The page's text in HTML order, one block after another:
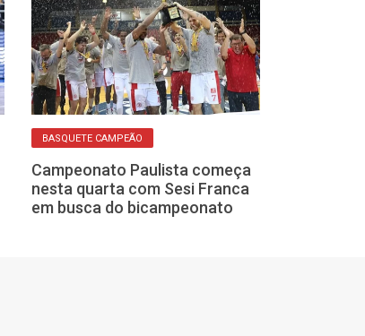
BASQUETE CAMPEÃO
Campeonato Paulista começa
nesta quarta com Sesi Franca
em busca do bicampeonato